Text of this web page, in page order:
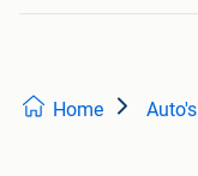
Home Auto's